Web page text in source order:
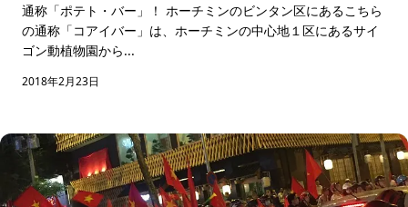
通称「ポテト・バー」！ ホーチミンのビンタン区にあるこちら
の通称「コアイバー」は、ホーチミンの中心地１区にあるサイ
ゴン動植物園から...
2018年2月23日